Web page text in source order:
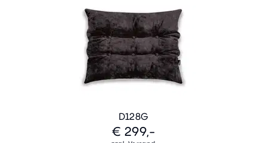
D128G
€ 299,-